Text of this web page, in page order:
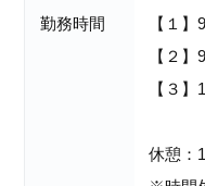
勤務時間
【１
【２
【３
休憩：